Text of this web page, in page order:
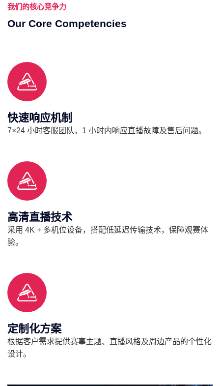
我们的核心竞争力
Our Core Competencies
快速响应机制
7×24 小时客服团队，1 小时内响应直播故障及售后问题。
高清直播技术
采用 4K + 多机位设备，搭配低延迟传输技术，保障观赛体
验。
定制化方案
根据客户需求提供赛事主题、直播风格及周边产品的个性化
设计。